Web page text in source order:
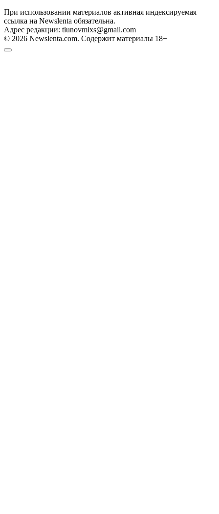
При использовании материалов активная индексируемая
ссылка на Newslenta обязательна.
Адрес редакции: tiunovmixs@gmail.com
© 2026 Newslenta.com. Содержит материалы 18+